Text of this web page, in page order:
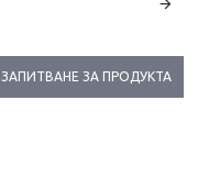
ЗАПИТВАНЕ ЗА ПРОДУКТА